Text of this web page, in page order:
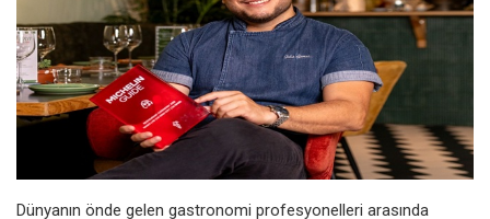
Dünyanın önde gelen gastronomi profesyonelleri arasında